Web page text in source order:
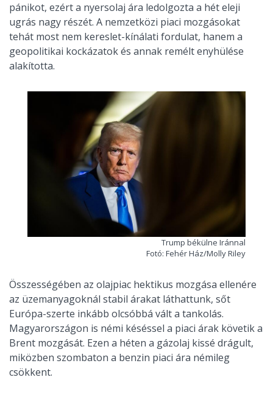
pánikot, ezért a nyersolaj ára ledolgozta a hét eleji
ugrás nagy részét. A nemzetközi piaci mozgásokat
tehát most nem kereslet-kínálati fordulat, hanem a
geopolitikai kockázatok és annak remélt enyhülése
alakította.
Trump békülne Iránnal
Fotó: Fehér Ház/Molly Riley
Összességében az olajpiac hektikus mozgása ellenére
az üzemanyagoknál stabil árakat láthattunk, sőt
Európa-szerte inkább olcsóbbá vált a tankolás.
Magyarországon is némi késéssel a piaci árak követik a
Brent mozgását. Ezen a héten a gázolaj kissé drágult,
miközben szombaton a benzin piaci ára némileg
csökkent.